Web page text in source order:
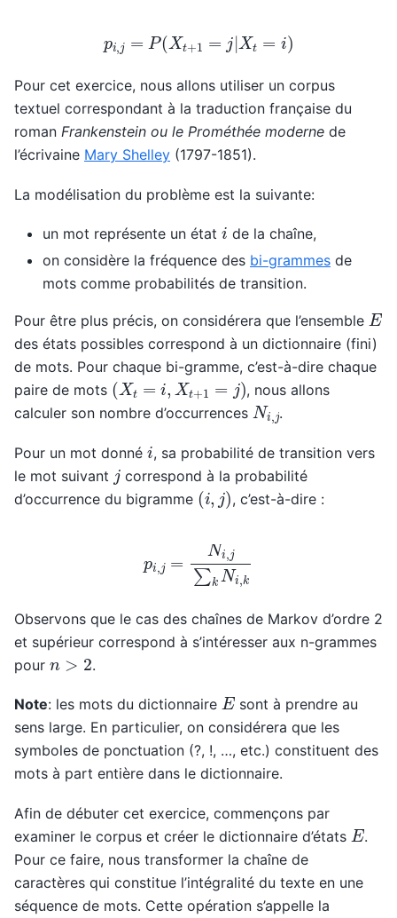
=P (X j|Xt=
Pour cet exercice, nous allons utiliser un corpus
textuel correspondant à la traduction française du
roman Frankenstein ou le Prométhée moderne de
l’écrivaine Mary Shelley (1797-1851).
La modélisation du problème est la suivante:
un mot représente un état i de la chaîne,
on considère la fréquence des bi-grammes de
mots comme probabilités de transition.
Pour être plus précis, on considérera que l’ensemble E
des états possibles correspond à un dictionnaire (fini)
de mots. Pour chaque bi-gramme, c’est-à-dire chaque
paire de mots ( Xt = X +1
, nous allons
calculer son nombre d’occurrences Ni .
Pour un mot donné i, sa probabilité de transition vers
le mot suivant j correspond à la probabilité
d’occurrence du bigramme (i, ) , c’est-à-dire :
∑kN
Observons que le cas des chaînes de Markov d’ordre 2
et supérieur correspond à s’intéresser aux n-grammes
pour n >2 .
Note: les mots du dictionnaire E sont à prendre au
sens large. En particulier, on considérera que les
symboles de ponctuation (?, !, …, etc.) constituent des
mots à part entière dans le dictionnaire.
Afin de débuter cet exercice, commençons par
examiner le corpus et créer le dictionnaire d’états E .
Pour ce faire, nous transformer la chaîne de
caractères qui constitue l’intégralité du texte en une
séquence de mots. Cette opération s’appelle la